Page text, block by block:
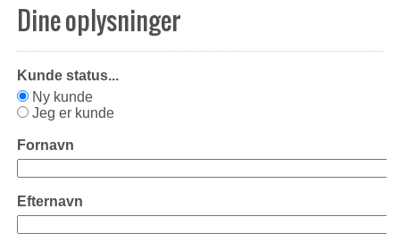
Dine oplysninger
Kunde status...
Ny kunde
Jeg er kunde
Fornavn
Efternavn